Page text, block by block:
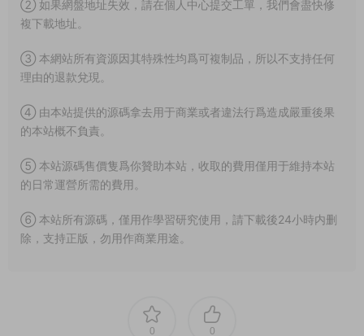
② 如果網盤地址失效，請在個人中心提交工單，我們會盡快修
複下載地址。
③ 本網站所有資源因其特殊性均爲可複制品，所以不支持任何
理由的退款兌現。
④ 由本站提供的源碼拿去用于商業或者違法行爲造成嚴重後果
的本站概不負責。
⑤ 本站源碼售價隻爲你贊助本站，收取的費用僅用于維持本站
的日常運營所需的費用。
⑥ 本站所有源碼，僅用作學習研究使用，請下載後24小時内删
除，支持正版，勿用作商業用途。
0 0